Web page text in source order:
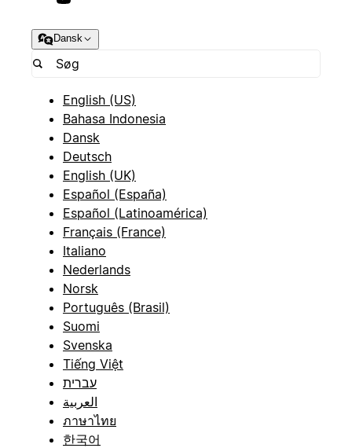
Dansk
English (US)
Bahasa Indonesia
Dansk
Deutsch
English (UK)
Español (España)
Español (Latinoamérica)
Français (France)
Italiano
Nederlands
Norsk
Português (Brasil)
Suomi
Svenska
Tiếng Việt
עברית
العربية
ภาษาไทย
한국어